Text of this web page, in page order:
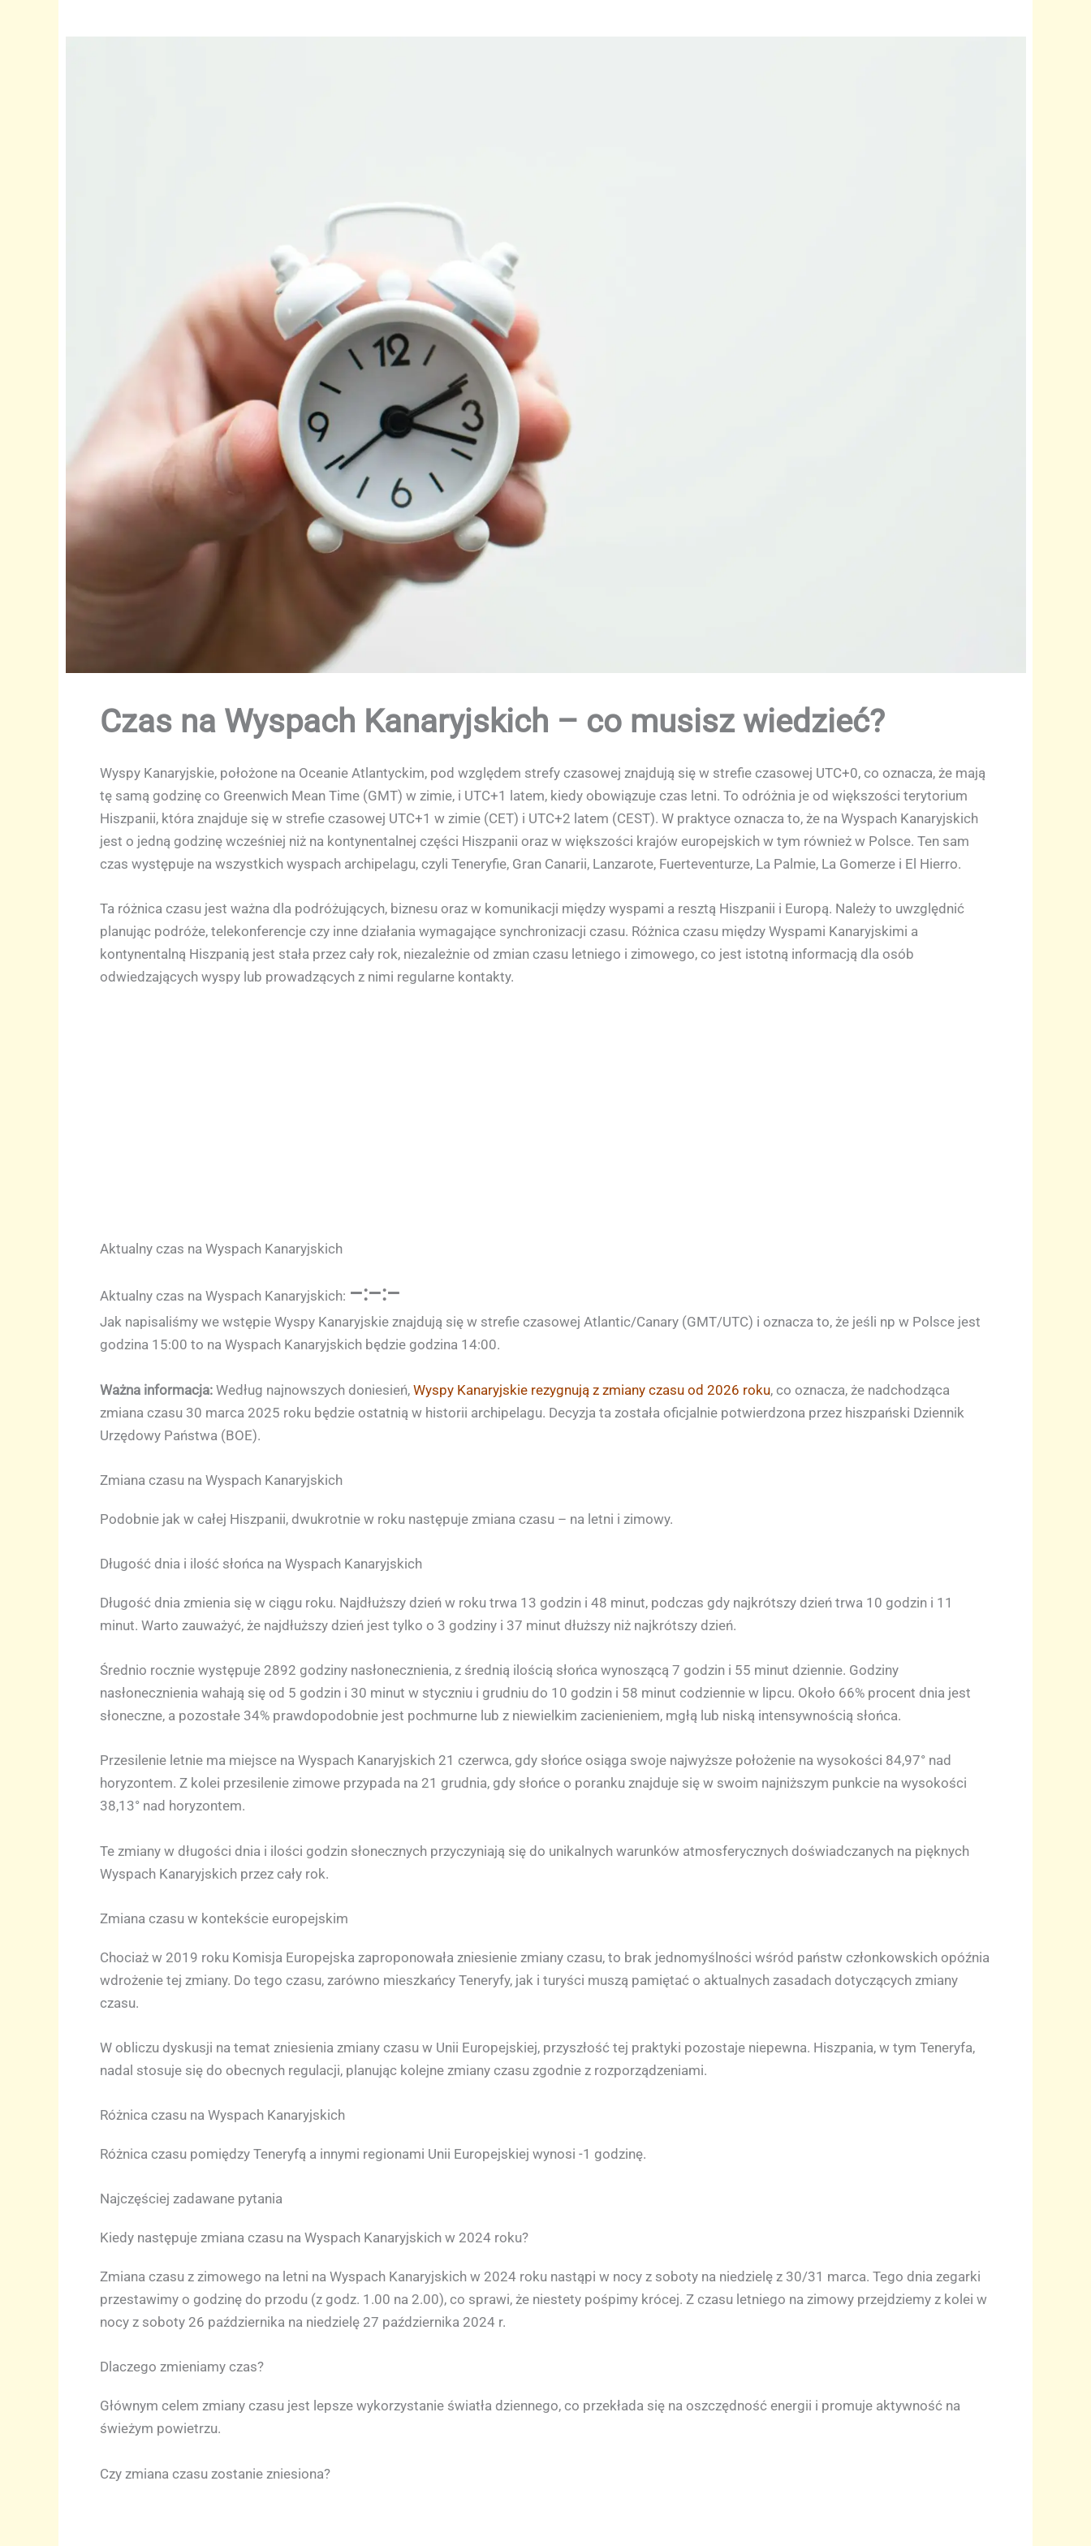
Czas na Wyspach Kanaryjskich – co musisz wiedzieć?
Wyspy Kanaryjskie, położone na Oceanie Atlantyckim, pod względem strefy czasowej znajdują się w strefie czasowej UTC+0, co oznacza, że mają
tę samą godzinę co Greenwich Mean Time (GMT) w zimie, i UTC+1 latem, kiedy obowiązuje czas letni. To odróżnia je od większości terytorium
Hiszpanii, która znajduje się w strefie czasowej UTC+1 w zimie (CET) i UTC+2 latem (CEST). W praktyce oznacza to, że na Wyspach Kanaryjskich
jest o jedną godzinę wcześniej niż na kontynentalnej części Hiszpanii oraz w większości krajów europejskich w tym również w Polsce. Ten sam
czas występuje na wszystkich wyspach archipelagu, czyli Teneryfie, Gran Canarii, Lanzarote, Fuerteventurze, La Palmie, La Gomerze i El Hierro.
Ta różnica czasu jest ważna dla podróżujących, biznesu oraz w komunikacji między wyspami a resztą Hiszpanii i Europą. Należy to uwzględnić
planując podróże, telekonferencje czy inne działania wymagające synchronizacji czasu. Różnica czasu między Wyspami Kanaryjskimi a
kontynentalną Hiszpanią jest stała przez cały rok, niezależnie od zmian czasu letniego i zimowego, co jest istotną informacją dla osób
odwiedzających wyspy lub prowadzących z nimi regularne kontakty.
Aktualny czas na Wyspach Kanaryjskich
Aktualny czas na Wyspach Kanaryjskich: –:–:–
Jak napisaliśmy we wstępie Wyspy Kanaryjskie znajdują się w strefie czasowej Atlantic/Canary (GMT/UTC) i oznacza to, że jeśli np w Polsce jest
godzina 15:00 to na Wyspach Kanaryjskich będzie godzina 14:00.
Ważna informacja: Według najnowszych doniesień, Wyspy Kanaryjskie rezygnują z zmiany czasu od 2026 roku, co oznacza, że nadchodząca
zmiana czasu 30 marca 2025 roku będzie ostatnią w historii archipelagu. Decyzja ta została oficjalnie potwierdzona przez hiszpański Dziennik
Urzędowy Państwa (BOE).
Zmiana czasu na Wyspach Kanaryjskich
Podobnie jak w całej Hiszpanii, dwukrotnie w roku następuje zmiana czasu – na letni i zimowy.
Długość dnia i ilość słońca na Wyspach Kanaryjskich
Długość dnia zmienia się w ciągu roku. Najdłuższy dzień w roku trwa 13 godzin i 48 minut, podczas gdy najkrótszy dzień trwa 10 godzin i 11
minut. Warto zauważyć, że najdłuższy dzień jest tylko o 3 godziny i 37 minut dłuższy niż najkrótszy dzień.
Średnio rocznie występuje 2892 godziny nasłonecznienia, z średnią ilością słońca wynoszącą 7 godzin i 55 minut dziennie. Godziny
nasłonecznienia wahają się od 5 godzin i 30 minut w styczniu i grudniu do 10 godzin i 58 minut codziennie w lipcu. Około 66% procent dnia jest
słoneczne, a pozostałe 34% prawdopodobnie jest pochmurne lub z niewielkim zacienieniem, mgłą lub niską intensywnością słońca.
Przesilenie letnie ma miejsce na Wyspach Kanaryjskich 21 czerwca, gdy słońce osiąga swoje najwyższe położenie na wysokości 84,97° nad
horyzontem. Z kolei przesilenie zimowe przypada na 21 grudnia, gdy słońce o poranku znajduje się w swoim najniższym punkcie na wysokości
38,13° nad horyzontem.
Te zmiany w długości dnia i ilości godzin słonecznych przyczyniają się do unikalnych warunków atmosferycznych doświadczanych na pięknych
Wyspach Kanaryjskich przez cały rok.
Zmiana czasu w kontekście europejskim
Chociaż w 2019 roku Komisja Europejska zaproponowała zniesienie zmiany czasu, to brak jednomyślności wśród państw członkowskich opóźnia
wdrożenie tej zmiany. Do tego czasu, zarówno mieszkańcy Teneryfy, jak i turyści muszą pamiętać o aktualnych zasadach dotyczących zmiany
czasu.
W obliczu dyskusji na temat zniesienia zmiany czasu w Unii Europejskiej, przyszłość tej praktyki pozostaje niepewna. Hiszpania, w tym Teneryfa,
nadal stosuje się do obecnych regulacji, planując kolejne zmiany czasu zgodnie z rozporządzeniami.
Różnica czasu na Wyspach Kanaryjskich
Różnica czasu pomiędzy Teneryfą a innymi regionami Unii Europejskiej wynosi -1 godzinę.
Najczęściej zadawane pytania
Kiedy następuje zmiana czasu na Wyspach Kanaryjskich w 2024 roku?
Zmiana czasu z zimowego na letni na Wyspach Kanaryjskich w 2024 roku nastąpi w nocy z soboty na niedzielę z 30/31 marca. Tego dnia zegarki
przestawimy o godzinę do przodu (z godz. 1.00 na 2.00), co sprawi, że niestety pośpimy krócej. Z czasu letniego na zimowy przejdziemy z kolei w
nocy z soboty 26 października na niedzielę 27 października 2024 r.
Dlaczego zmieniamy czas?
Głównym celem zmiany czasu jest lepsze wykorzystanie światła dziennego, co przekłada się na oszczędność energii i promuje aktywność na
świeżym powietrzu.
Czy zmiana czasu zostanie zniesiona?